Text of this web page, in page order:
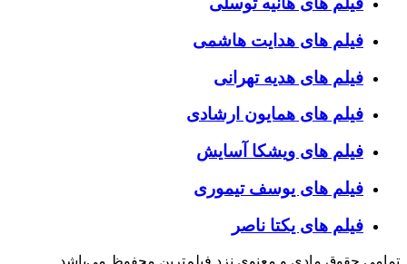
فیلم های هدایت هاشمی
فیلم های هدیه تهرانی
فیلم های همایون ارشادی
فیلم های ویشکا آسایش
فیلم های یوسف تیموری
فیلم های یکتا ناصر